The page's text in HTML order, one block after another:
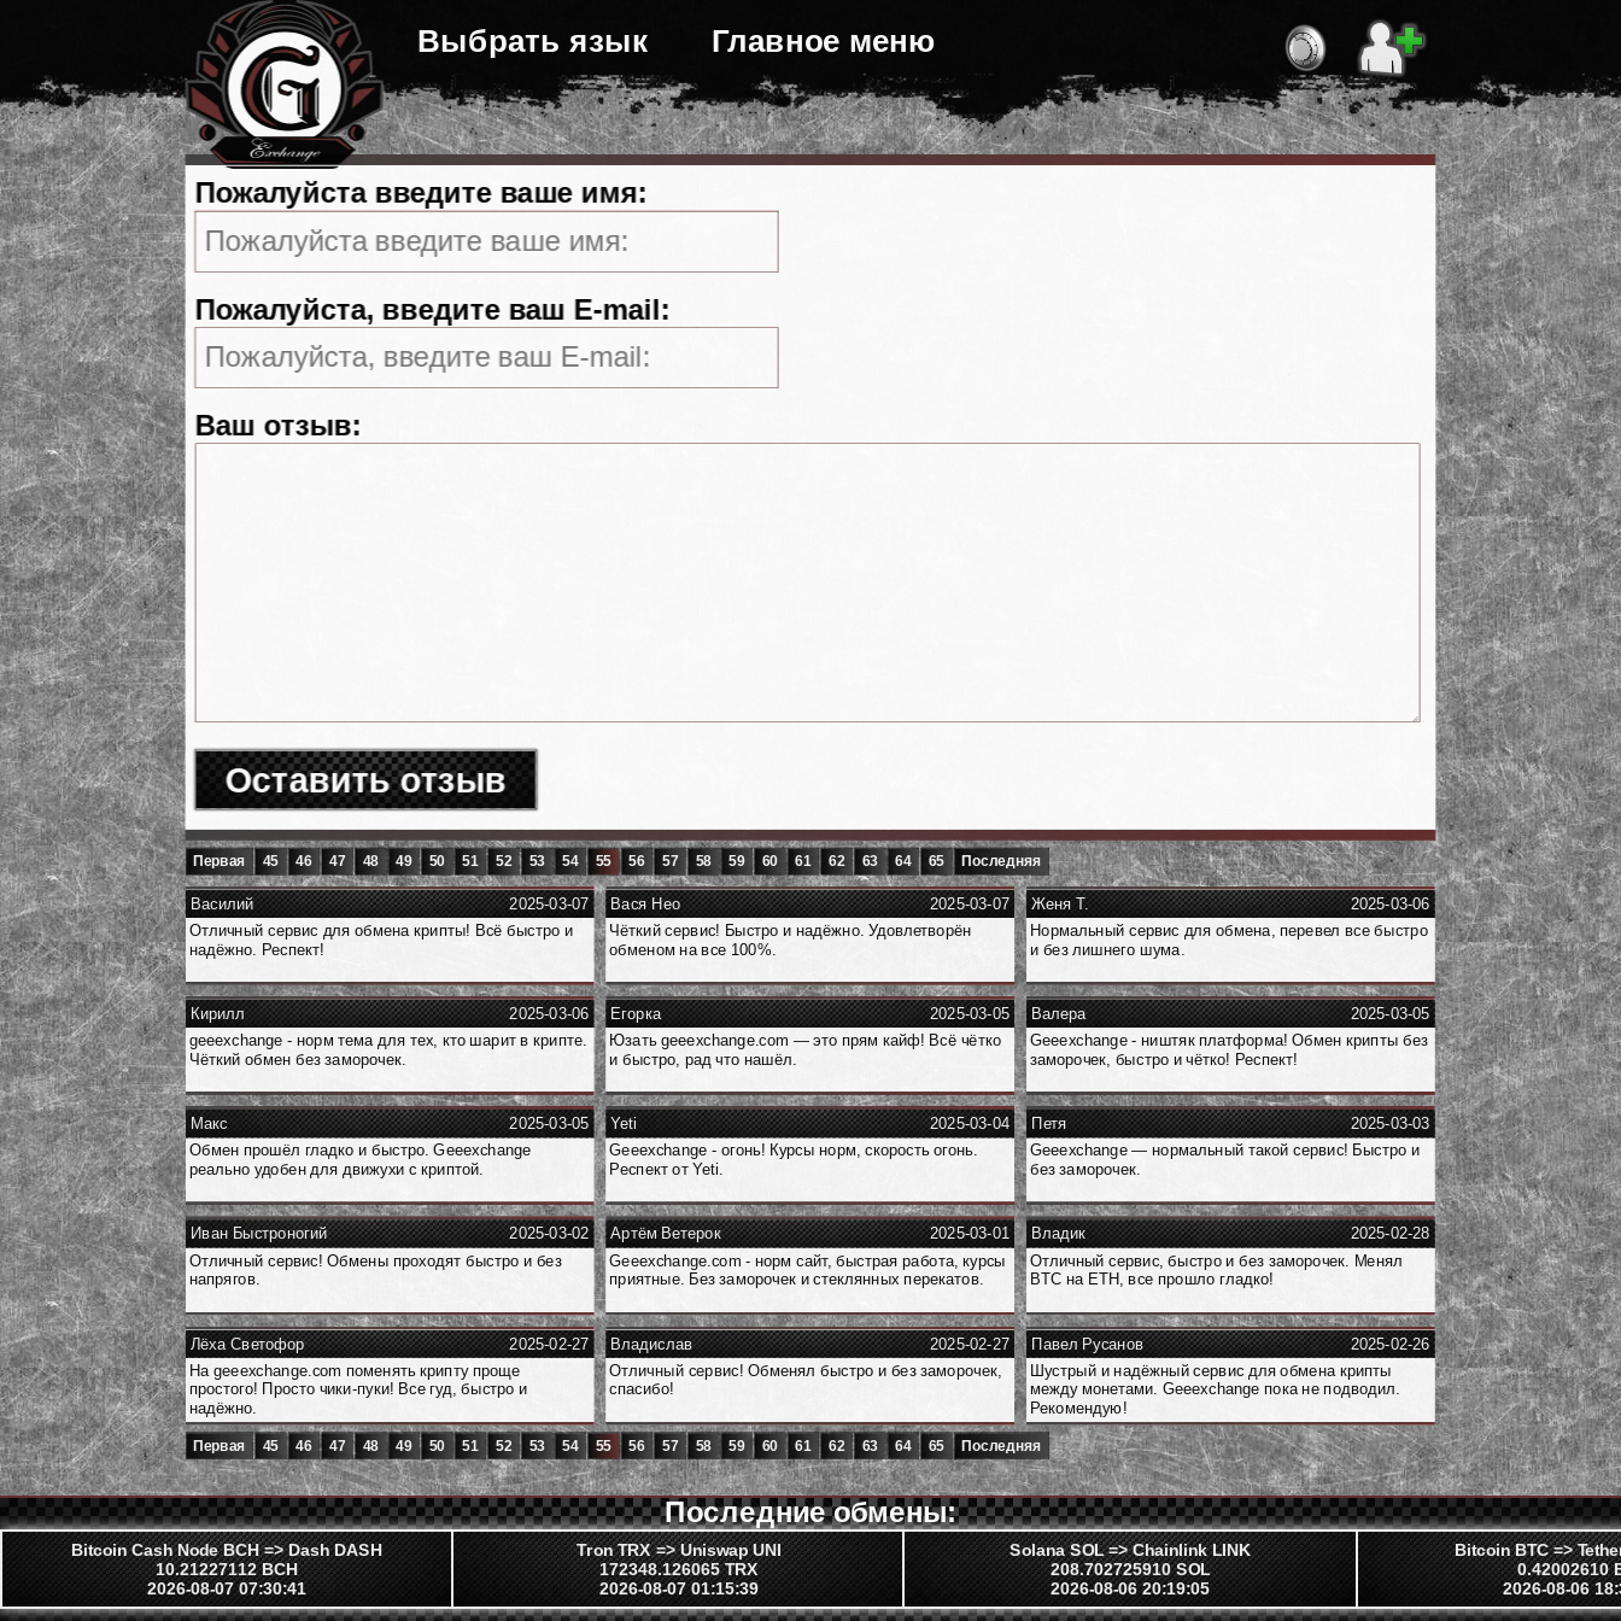
Выбрать язык Главное меню
Пожалуйста введите ваше имя:
Пожалуйста, введите ваш E-mail:
Ваш отзыв:
Оставить отзыв
Первая 45 46 47 48 49 50 51 52 53 54 55 56 57 58 59 60 61 62 63 64 65 Последняя
2025-03-07
Василий
Отличный сервис для обмена крипты! Всё быстро и
надёжно. Респект!
2025-03-07
Вася Нео
Чёткий сервис! Быстро и надёжно. Удовлетворён
обменом на все 100%.
2025-03-06
Женя Т.
Нормальный сервис для обмена, перевел все быстро
и без лишнего шума.
2025-03-06
Кирилл
geeexchange - норм тема для тех, кто шарит в крипте.
Чёткий обмен без заморочек.
2025-03-05
Егорка
Юзать geeexchange.com — это прям кайф! Всё чётко
и быстро, рад что нашёл.
2025-03-05
Валера
Geeexchange - ништяк платформа! Обмен крипты без
заморочек, быстро и чётко! Респект!
2025-03-05
Макс
Обмен прошёл гладко и быстро. Geeexchange
реально удобен для движухи с криптой.
2025-03-04
Yeti
Geeexchange - огонь! Курсы норм, скорость огонь.
Респект от Yeti.
2025-03-03
Петя
Geeexchange — нормальный такой сервис! Быстро и
без заморочек.
2025-03-02
Иван Быстроногий
Отличный сервис! Обмены проходят быстро и без
напрягов.
2025-03-01
Артём Ветерок
Geeexchange.com - норм сайт, быстрая работа, курсы
приятные. Без заморочек и стеклянных перекатов.
2025-02-28
Владик
Отличный сервис, быстро и без заморочек. Менял
BTC на ETH, все прошло гладко!
2025-02-27
Лёха Светофор
На geeexchange.com поменять крипту проще
простого! Просто чики-пуки! Все гуд, быстро и
надёжно.
2025-02-27
Владислав
Отличный сервис! Обменял быстро и без заморочек,
спасибо!
2025-02-26
Павел Русанов
Шустрый и надёжный сервис для обмена крипты
между монетами. Geeexchange пока не подводил.
Рекомендую!
Первая 45 46 47 48 49 50 51 52 53 54 55 56 57 58 59 60 61 62 63 64 65 Последняя
Последние обмены:
Bitcoin Cash Node BCH => Dash DASH
10.21227112 BCH
2026-08-07 07:30:41
Tron TRX => Uniswap UNI
172348.126065 TRX
2026-08-07 01:15:39
Solana SOL => Chainlink LINK
208.702725910 SOL
2026-08-06 20:19:05
Bitcoin BTC =>
0.42002610
2026-08-06